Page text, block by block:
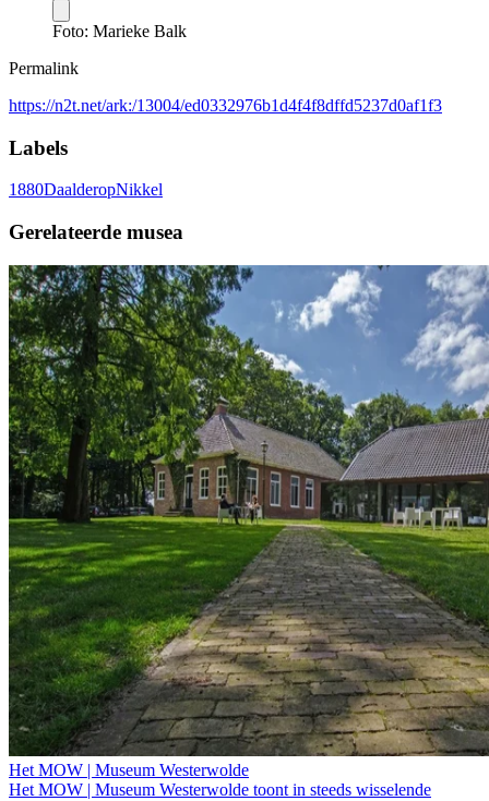
Foto: Marieke Balk
Permalink
https://n2t.net/ark:/13004/ed0332976b1d4f4f8dffd5237d0af1f3
Labels
1880DaalderopNikkel
Gerelateerde musea
Het MOW | Museum Westerwolde
Het MOW | Museum Westerwolde toont in steeds wisselende